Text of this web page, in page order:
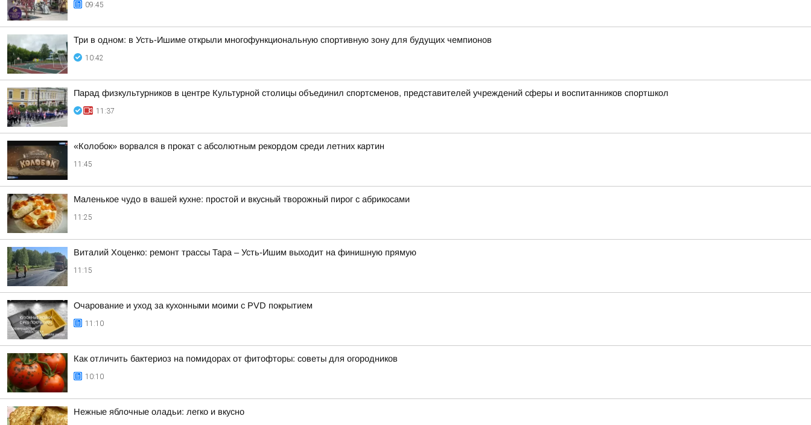
09:45
Три в одном: в Усть-Ишиме открыли многофункциональную спортивную зону для будущих чемпионов
10:42
Парад физкультурников в центре Культурной столицы объединил спортсменов, представителей учреждений сферы и воспитанников спортшкол
11:37
«Колобок» ворвался в прокат с абсолютным рекордом среди летних картин
11:45
Маленькое чудо в вашей кухне: простой и вкусный творожный пирог с абрикосами
11:25
Виталий Хоценко: ремонт трассы Тара – Усть-Ишим выходит на финишную прямую
11:15
Очарование и уход за кухонными моими с PVD покрытием
11:10
Как отличить бактериоз на помидорах от фитофторы: советы для огородников
10:10
Нежные яблочные оладьи: легко и вкусно